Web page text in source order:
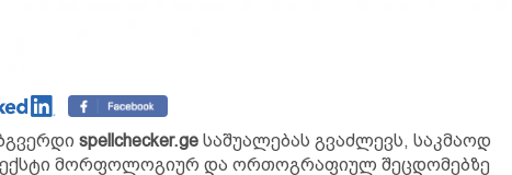
spellchecker.ge საშუალებას გვაძლევს, საკმაოდ
მორფოლოგიურ და ორთოგრაფიულ შეცდომებზე